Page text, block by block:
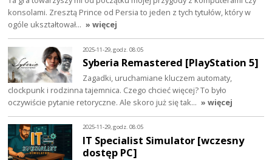
konsolami. Zresztą Prince od Persia to jeden z tych tytułów, który w
ogóle ukształtował… » więcej
2025-11-29, godz. 08:05
Syberia Remastered [PlayStation 5]
Zagadki, uruchamiane kluczem automaty,
clockpunk i rodzinna tajemnica. Czego chcieć więcej? To było
oczywiście pytanie retoryczne. Ale skoro już się tak… » więcej
2025-11-29, godz. 08:05
IT Specialist Simulator [wczesny
dostęp PC]